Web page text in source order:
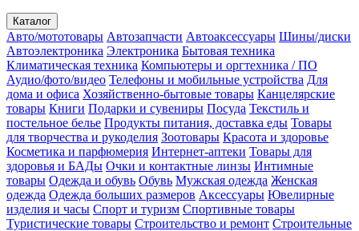
Каталог
Авто/мототовары Автозапчасти Автоаксессуары Шины/диски
Автоэлектроника Электроника Бытовая техника
Климатическая техника Компьютеры и оргтехника / ПО
Аудио/фото/видео Телефоны и мобильные устройства Для
дома и офиса Хозяйственно-бытовые товары Канцелярские
товары Книги Подарки и сувениры Посуда Текстиль и
постельное белье Продукты питания, доставка еды Товары
для творчества и рукоделия Зоотовары Красота и здоровье
Косметика и парфюмерия Интернет-аптеки Товары для
здоровья и БАДы Очки и контактные линзы Интимные
товары Одежда и обувь Обувь Мужская одежда Женская
одежда Одежда больших размеров Аксессуары Ювелирные
изделия и часы Спорт и туризм Спортивные товары
Туристические товары Строительство и ремонт Строительные